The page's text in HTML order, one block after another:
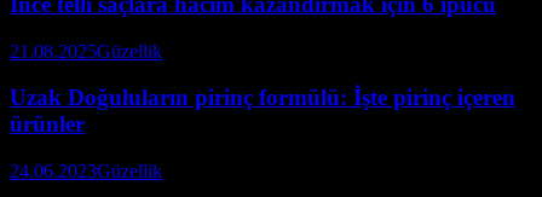
21.08.2025Güzellik
Uzak Doğuluların pirinç formülü: İşte pirinç içeren
ürünler
24.06.2023Güzellik